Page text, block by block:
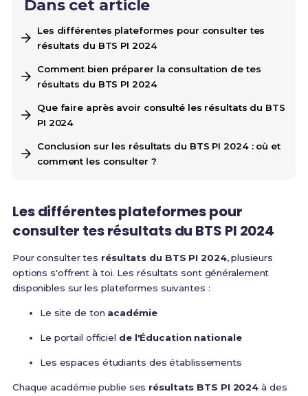
Dans cet article
Les différentes plateformes pour consulter tes
résultats du BTS PI 2024
Comment bien préparer la consultation de tes
résultats du BTS PI 2024
Que faire après avoir consulté les résultats du BTS
PI 2024
Conclusion sur les résultats du BTS PI 2024 : où et
comment les consulter ?
Les différentes plateformes pour
consulter tes résultats du BTS PI 2024
Pour consulter tes résultats du BTS PI 2024, plusieurs
options s'offrent à toi. Les résultats sont généralement
disponibles sur les plateformes suivantes :
Le site de ton académie
Le portail officiel de l'Éducation nationale
Les espaces étudiants des établissements
Chaque académie publie ses résultats BTS PI 2024 à des